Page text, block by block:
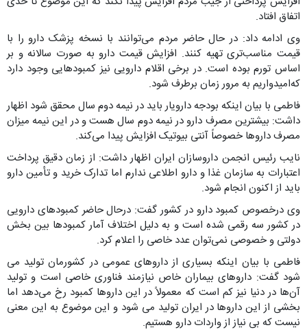
اتفاق افتاد.
وی ادامه داد: در حال حاضر مردم می‌توانند با نسخه پزشک دارو را با
قیمت مناسب‌تری تهیه کنند. افزایش قیمت دارو به صورت سالانه و بر
اساس تورم بوده است. در برخی اقلام دارویی نیز کمبود‌هایی وجود دارد
که‌امیدواریم به مرور زمان برطرف شود.
فاطمی با بیان اینکه بودجه دارویار باید در نیمه دوم سال محقق شود اظهار
داشت: بیشترین مصرف دارو در نیمه دوم سال هست و در این نیمه میزان
مصرف دارو‌ها خصوصاً آنتی بیوتیک افزایش پیدا می‌کند.
نایب رئیس انجمن داروسازان ایران اظهار داشت: از زمان دقیق پرداخت
اعتبارات به سازمان غذا و دارو اطلاعی ندارم اما تدارک خرید و تأمین دارو
باید از اکنون انجام شود.
وی درخصوص کمبود دارو در کشور گفت: درحال حاضر کمبود‌های دارویی
در کشور سه رقمی شده است و به دلیل اختلاف آمار کمبودها بین بخش
دولتی و خصوصی نمی‌توان عدد خاصی را اعلام کرد.
فاطمی با بیان اینکه بسیاری از دارو‌های عمومی در کشورمان تولید می
شود گفت: دارو‌های بیماران خاص نیازمند فناوری خاصی است و تولید
آن‌ها در دنیا نیز کم است که معمولاً در این دارو‌ها کمبود رخ می‌دهد اما
بخشی از این دارو‌ها در ایران تولید می شود و این موضوع به این معنی
نیست که بی نیاز از واردات دارو هستیم.